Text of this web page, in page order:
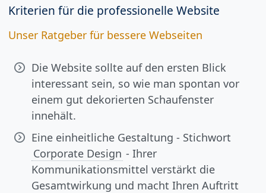
Kriterien für die professionelle Website
Unser Ratgeber für bessere Webseiten
Die Website sollte auf den ersten Blick
interessant sein, so wie man spontan vor
einem gut dekorierten Schaufenster
innehält.
Eine einheitliche Gestaltung - Stichwort
Corporate Design - Ihrer
Kommunikationsmittel verstärkt die
Gesamtwirkung und macht Ihren Auftritt